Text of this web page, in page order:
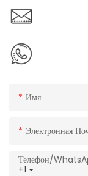
Имя
Электронная
+1
Телефон/